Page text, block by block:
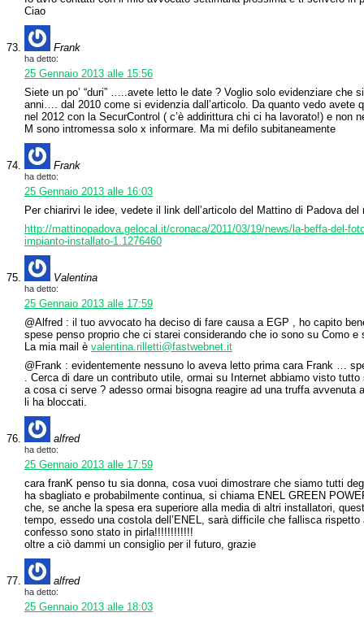
Ciao
Frank
ha detto:
25 Gennaio 2013 alle 15:56
Siete un po’ “duri” …..avete letto le date ? Voglio solo evidenziare che
anni…. dal 2010 come si evidenzia dall’articolo. Da quanto vedo avete
nel 2012 con la SecurControl ( c’è addirittura chi ci ha lavorato!) e non
M sono intromessa solo x informare. Ma mi defilo subitaneamente
Frank
ha detto:
25 Gennaio 2013 alle 16:03
Per chiarirvi le idee, vedete il link dell’articolo del Mattino di Padova del
http://mattinopadova.gelocal.it/cronaca/2011/03/19/news/la-beffa-del-
impianto-installato-1.1276460
Valentina
ha detto:
25 Gennaio 2013 alle 17:59
@Alfred : il tuo avvocato ha deciso di fare causa a EGP , ho capito
spese penso proprio che ci starei considerando che io sono su Como
La mia mail è valentina.rilletti@fastwebnet.it
@Frank : evidentemente nessuno lo aveva letto prima cara Frank …
. Cerca di dare un contributo utile, ormai su Internet abbiamo visto
a cosa ci serve ? adesso ormai bisogna reagire ad una truffa avvenuta
li ha bloccati.
alfred
ha detto:
25 Gennaio 2013 alle 17:59
cara franK penso tu sia donna, cosa vuoi dimostrare che siamo tutti
ha sbagliato e probabilmente continua, si chiama ENEL GREEN
che, se anche la spesa era superiore alla media di altri installatori,
tempo, essedo una costola dell’ENEL, sarà difficile che fallisca
confesso sono stato in pirla!!!!!!!!!!!!
oltre a ciò dammi un consiglio per il futuro, grazie
alfred
ha detto:
25 Gennaio 2013 alle 18:03